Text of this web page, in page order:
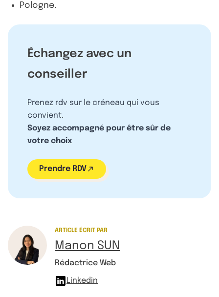
Pologne.
Échangez avec un
conseiller
Prenez rdv sur le créneau qui vous
convient.
Soyez accompagné pour être sûr de
votre choix
Prendre RDV
ARTICLE ÉCRIT PAR
Manon SUN
Rédactrice Web
Linkedin